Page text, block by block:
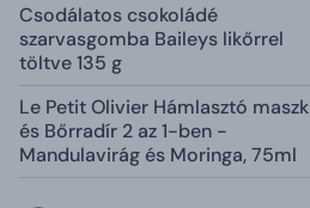
Csodálatos csokoládé
szarvasgomba Baileys likőrrel
töltve 135 g
Le Petit Olivier Hámlasztó maszk
és Bőrradír 2 az 1-ben -
Mandulavirág és Moringa, 75ml